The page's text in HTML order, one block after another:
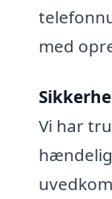
med
Vi har